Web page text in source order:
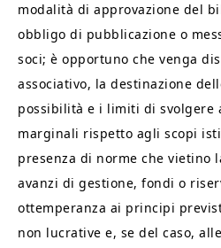
modalità di approvazione del
obbligo di pubblicazione o
soci; è opportuno che venga
associativo, la destinazione
possibilità e i limiti di svolgere
marginali rispetto agli scopi
presenza di norme che
avanzi di gestione, fondi o
ottemperanza ai principi
non lucrative e, se del caso,